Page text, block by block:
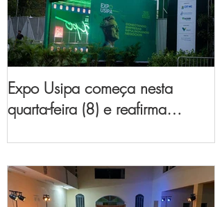
Expo Usipa começa nesta
quarta-feira (8) e reafirma
prestação de serviços de Minas
Gerais